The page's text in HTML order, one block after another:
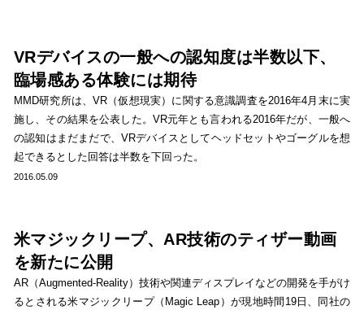
VRデバイスの一般への認知度は半数以下、
臨場感ある体験には期待
MMD研究所は、VR（仮想現実）に関する意識調査を2016年4月末に実
施し、その結果を公表した。VR元年とも言われる2016年だが、一般へ
の認知はまだまだで、VRデバイスとしてヘッドセットやゴーグルを想
起できるとした回答は半数を下回った。
2016.05.09
米マジックリープ、AR技術のティザー動画
を新たに公開
AR（Augmented-Reality）技術や関連ディスプレイなどの開発を手がけ
るとされる米マジックリープ（Magic Leap）が現地時間19日、同社の